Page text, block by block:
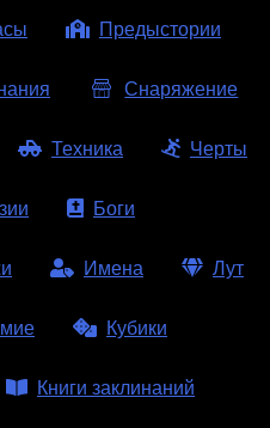
Предыстории
Снаряжение
Техника Черты
Боги
Имена Лут
Кубики
Книги заклинаний